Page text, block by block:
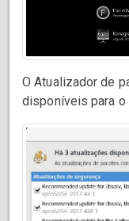
O Atualizador de
disponíveis para o